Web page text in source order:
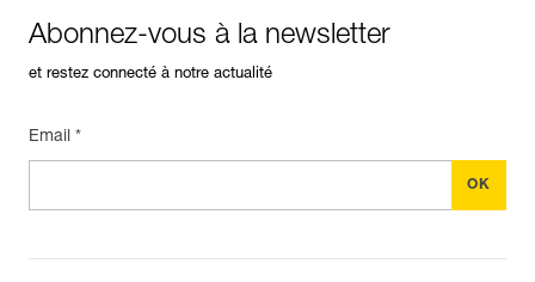
Abonnez-vous à la newsletter
et restez connecté à notre actualité
Email *